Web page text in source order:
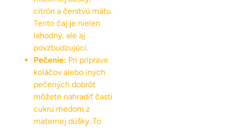
citrón a čerstvú mätu.
Tento čaj je nielen
lahodný, ale aj
povzbudzujúci.
Pečenie: Pri príprave
koláčov alebo iných
pečených dobrôt
môžete nahradiť časti
cukru medom z
maternej dúšky. To